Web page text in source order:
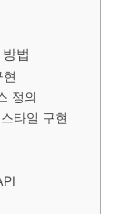
법
정의
타일 구현